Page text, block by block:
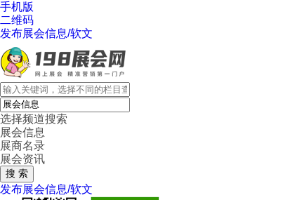
手机版
二维码
发布展会信息/软文
选择频道搜索
展会信息
展商名录
展会资讯
发布展会信息/软文